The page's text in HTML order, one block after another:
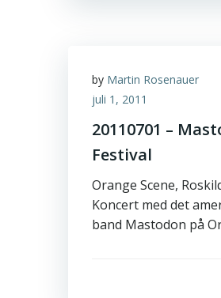
by Martin Rosenauer
juli 1, 2011
20110701 –
Festival
Orange Scene,
Koncert med det
band Mastodon på